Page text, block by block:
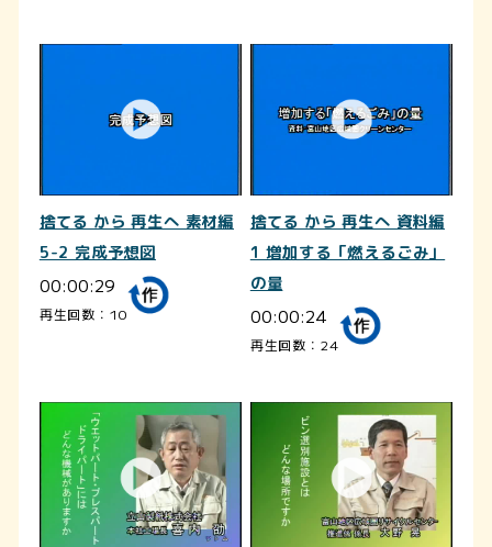
捨てる から 再生へ 素材編
5-2 完成予想図
00:00:29
再生回数：10
捨てる から 再生へ 資料編
1 増加する「燃えるごみ」
の量
00:00:24
再生回数：24